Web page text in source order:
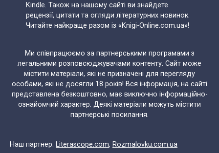
Kindle. Також на нашому сайті ви знайдете
рецензії, цитати та огляди літературних новинок.
Читайте найкраще разом із «Knigi-Online.com.ua»!
Ми співпрацюємо за партнерськими програмами з
легальними розповсюджувачами контенту. Сайт може
містити матеріали, які не призначені для перегляду
особами, які не досягли 18 років! Вся інформація, на сайті
представлена безкоштовно, має виключно інформаційно-
ознайомчий характер. Деякі матеріали можуть містити
партнерські посилання.
Наш партнер: Literascope.com, Rozmalovku.com.ua